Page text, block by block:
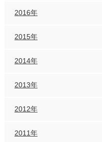
2016年
2015年
2014年
2013年
2012年
2011年